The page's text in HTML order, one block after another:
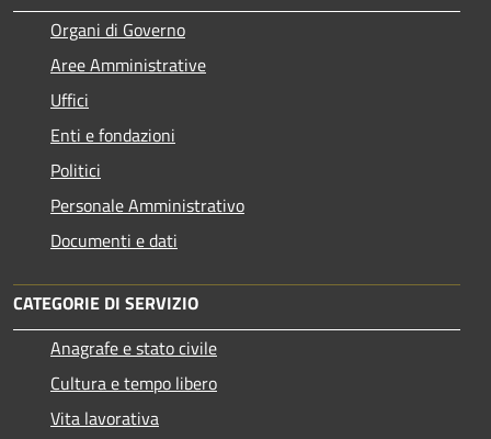
Organi di Governo
Aree Amministrative
Uffici
Enti e fondazioni
Politici
Personale Amministrativo
Documenti e dati
CATEGORIE DI SERVIZIO
Anagrafe e stato civile
Cultura e tempo libero
Vita lavorativa